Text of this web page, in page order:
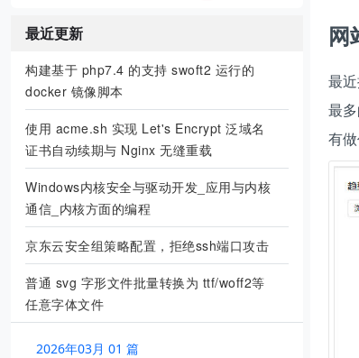
最近更新
构建基于 php7.4 的支持 swoft2 运行的
docker 镜像脚本
使用 acme.sh 实现 Let's Encrypt 泛域名
证书自动续期与 Nginx 无缝重载
Windows内核安全与驱动开发_应用与内核
通信_内核方面的编程
京东云安全组策略配置，拒绝ssh端口攻击
普通 svg 字形文件批量转换为 ttf/woff2等
任意字体文件
2026年03月 01 篇
网
最
最
有